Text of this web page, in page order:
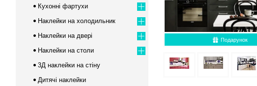
Подарунок
Кухонні фартухи
Наклейки на холодильник
Наклейки на двері
Наклейки на столи
3Д наклейки на стіну
Дитячі наклейки